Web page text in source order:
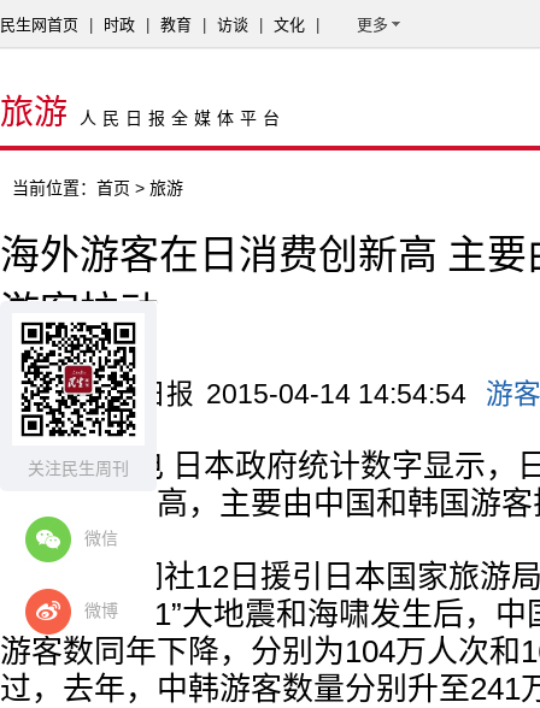
关注民生周刊
微信
微博
民生网首页 时政 教育 访谈 文化 更多
旅游 人民日报全媒体平台
当前位置： 首页 > 旅游
海外游客在日消费创新高 主
游客拉动
来源：广州日报 2015-04-14 14:54:54 游客
新华社电 日本政府统计数字显示，
客消费创新高，主要由中国和韩国游
日本共同社12日援引日本国家旅游
2011年“3·11”大地震和海啸发生后，
游客数同年下降，分别为104万人次和
过，去年，中韩游客数量分别升至241